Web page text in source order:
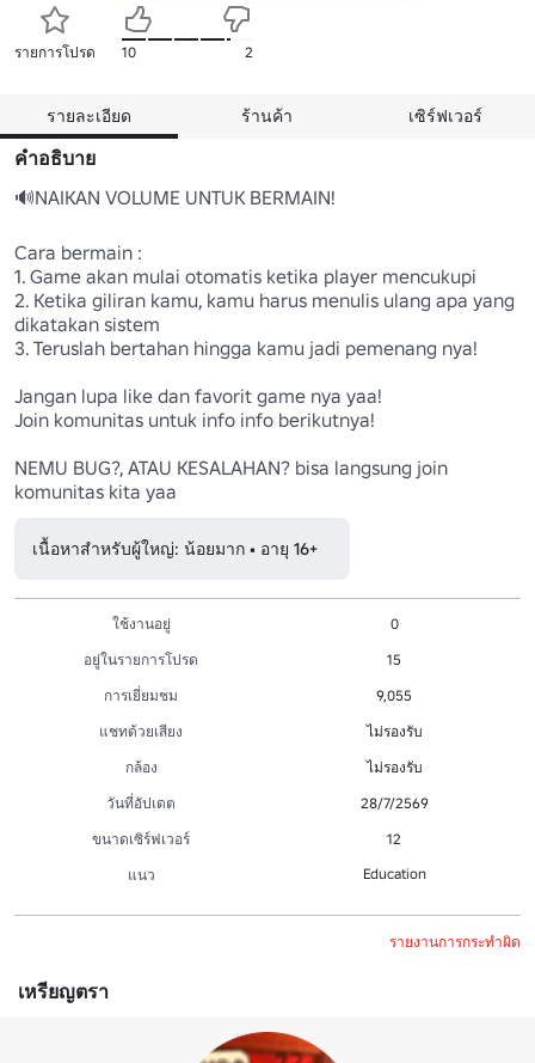
รายการโปรด 10 2
รายละเอียด ร้านค้า เซิร์ฟเวอร์
คำอธิบาย
🔊NAIKAN VOLUME UNTUK BERMAIN!
Cara bermain :
1. Game akan mulai otomatis ketika player mencukupi
2. Ketika giliran kamu, kamu harus menulis ulang apa yang
dikatakan sistem
3. Teruslah bertahan hingga kamu jadi pemenang nya!
Jangan lupa like dan favorit game nya yaa!
Join komunitas untuk info info berikutnya!
NEMU BUG?, ATAU KESALAHAN? bisa langsung join
komunitas kita yaa
เนื้อหาสำหรับผู้ใหญ่: น้อยมาก • อายุ 16+
ใช้งานอยู่
0
อยู่ในรายการโปรด
15
การเยี่ยมชม
9,055
แชทด้วยเสียง
ไม่รองรับ
กล้อง
ไม่รองรับ
วันที่อัปเดต
28/7/2569
ขนาดเซิร์ฟเวอร์
12
แนว
Education
รายงานการกระทำผิด
เหรียญตรา